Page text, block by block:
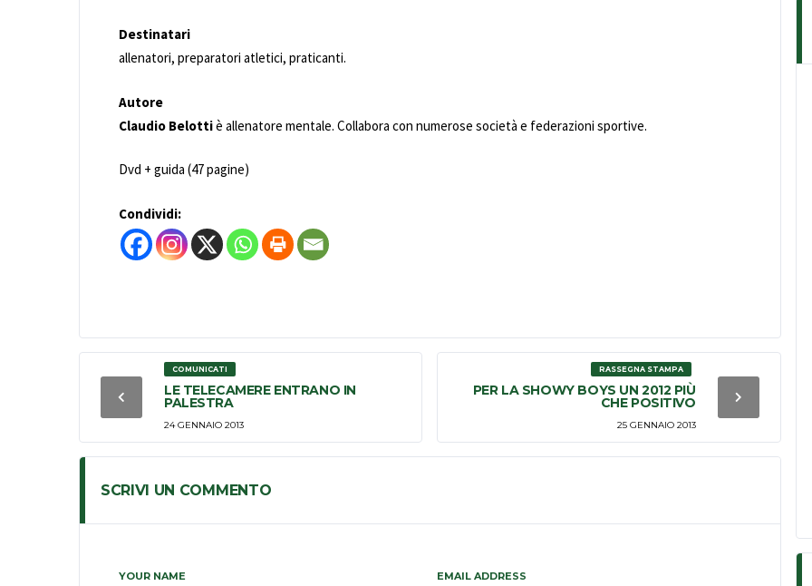
Destinatari
allenatori, preparatori atletici, praticanti.
Autore
Claudio Belottiè allenatore mentale. Collabora con numerose società e federazioni sportive.
Dvd + guida (47 pagine)
Condividi:
COMUNICATI
LE TELECAMERE ENTRANO IN
PALESTRA
24 GENNAIO 2013
RASSEGNA STAMPA
PER LA SHOWY BOYS UN 2012 PIÙ
CHE POSITIVO
25 GENNAIO 2013
SCRIVI UN COMMENTO
YOUR NAME EMAIL ADDRESS